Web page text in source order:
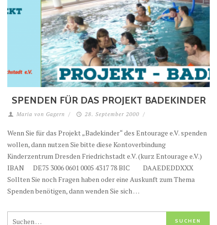
SPENDEN FÜR DAS PROJEKT BADEKINDER
Maria von Gagern / 28. September 2000 /
Wenn Sie für das Projekt „Badekinder“ des Entourage e.V. spenden
wollen, dann nutzen Sie bitte diese Kontoverbindung
Kinderzentrum Dresden Friedrichstadt e.V. (kurz Entourage e.V.)
IBAN DE75 3006 0601 0005 4317 78 BIC DAAEDEDDXXX
Sollten Sie noch Fragen haben oder eine Auskunft zum Thema
Spenden benötigen, dann wenden Sie sich …